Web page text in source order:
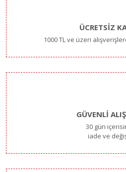
ÜCRETSİZ
1000 TL ve üzeri
GÜVENLİ
30 gün
iade ve